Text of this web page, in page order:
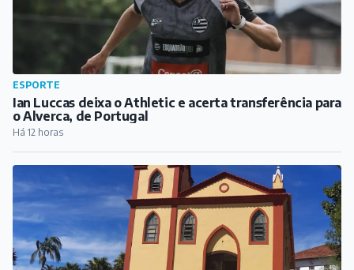
ESPORTE
Ian Luccas deixa o Athletic e acerta transferência para
o Alverca, de Portugal
Há 12 horas